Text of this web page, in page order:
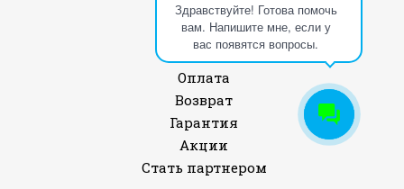
Здравствуйте! Готова помочь
вам. Напишите мне, если у
вас появятся вопросы.
О компании
Контакты
Оплата
Возврат
Гарантия
Акции
Стать партнером